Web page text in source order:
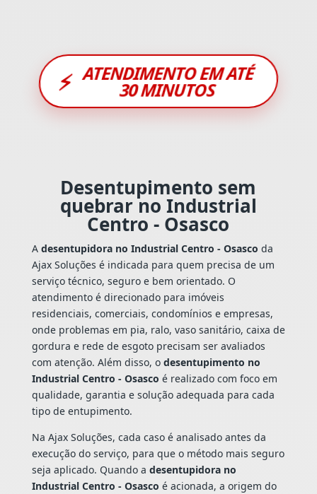
⚡ ATENDIMENTO EM ATÉ
30 MINUTOS
Desentupimento sem
quebrar no Industrial
Centro - Osasco
A desentupidora no Industrial Centro - Osasco da
Ajax Soluções é indicada para quem precisa de um
serviço técnico, seguro e bem orientado. O
atendimento é direcionado para imóveis
residenciais, comerciais, condomínios e empresas,
onde problemas em pia, ralo, vaso sanitário, caixa de
gordura e rede de esgoto precisam ser avaliados
com atenção. Além disso, o desentupimento no
Industrial Centro - Osasco é realizado com foco em
qualidade, garantia e solução adequada para cada
tipo de entupimento.
Na Ajax Soluções, cada caso é analisado antes da
execução do serviço, para que o método mais seguro
seja aplicado. Quando a desentupidora no
Industrial Centro - Osasco é acionada, a origem do